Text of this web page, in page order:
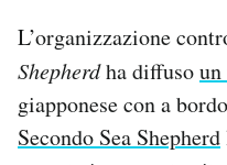
SHOP
CALENDARIO
L’organizzazione
Shepherdha diffuso
giapponese con a
Secondo Sea Shepherd